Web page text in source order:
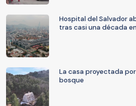
Hospital del Salvador
tras casi una década
La casa proyectada
bosque